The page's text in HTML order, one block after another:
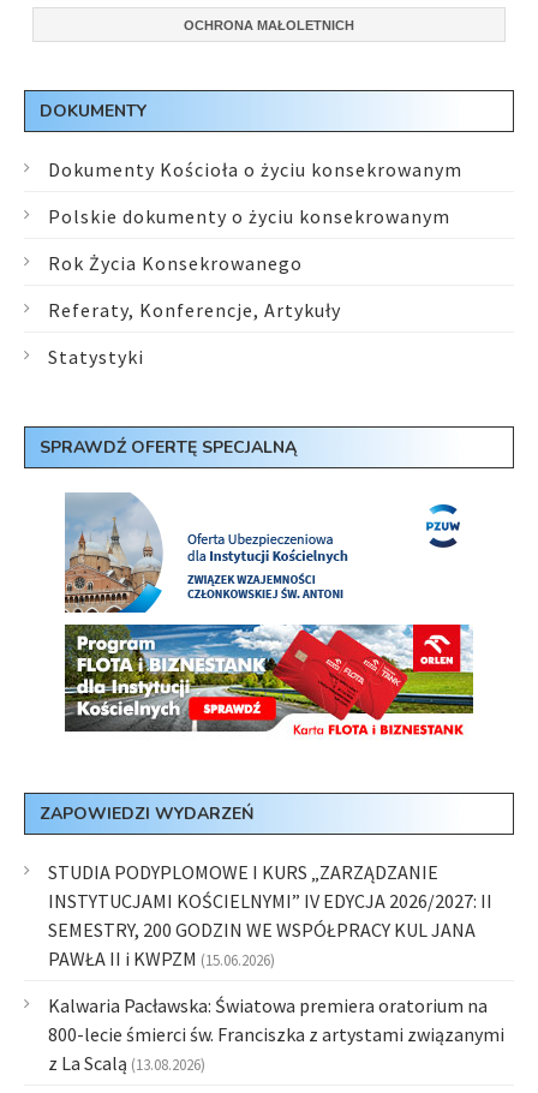
OCHRONA MAŁOLETNICH
DOKUMENTY
Dokumenty Kościoła o życiu konsekrowanym
Polskie dokumenty o życiu konsekrowanym
Rok Życia Konsekrowanego
Referaty, Konferencje, Artykuły
Statystyki
SPRAWDŹ OFERTĘ SPECJALNĄ
ZAPOWIEDZI WYDARZEŃ
STUDIA PODYPLOMOWE I KURS „ZARZĄDZANIE
INSTYTUCJAMI KOŚCIELNYMI” IV EDYCJA 2026/2027: II
SEMESTRY, 200 GODZIN WE WSPÓŁPRACY KUL JANA
PAWŁA II i KWPZM (15.06.2026)
Kalwaria Pacławska: Światowa premiera oratorium na
800-lecie śmierci św. Franciszka z artystami związanymi
z La Scalą (13.08.2026)